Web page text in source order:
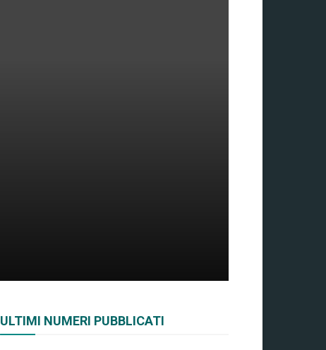
ULTIMI NUMERI PUBBLICATI